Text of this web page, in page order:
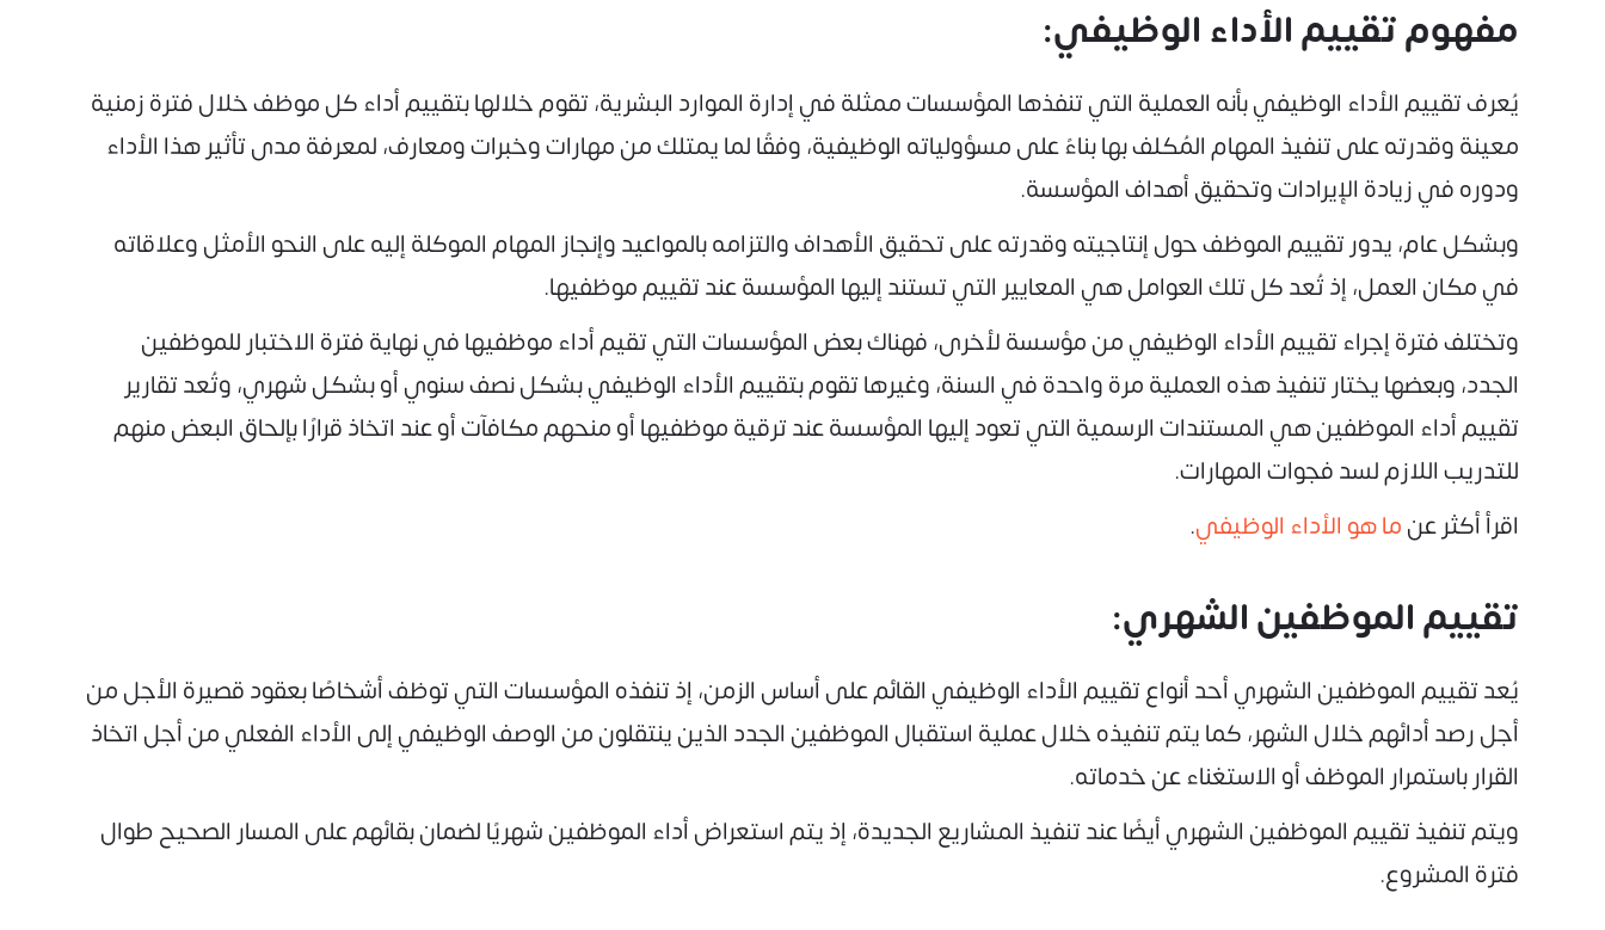
مفهوم تقييم الأداء الوظيفي:
يُعرف تقييم الأداء الوظيفي بأنه العملية التي تنفذها المؤسسات ممثلة في إدارة الموارد البشرية، تقوم خلالها بتقييم أداء كل موظف خلال فترة زمنية
معينة وقدرته على تنفيذ المهام المُكلف بها بناءً على مسؤولياته الوظيفية، وفقًا لما يمتلك من مهارات وخبرات ومعارف، لمعرفة مدى تأثير هذا الأداء
ودوره في زيادة الإيرادات وتحقيق أهداف المؤسسة.
وبشكل عام، يدور تقييم الموظف حول إنتاجيته وقدرته على تحقيق الأهداف والتزامه بالمواعيد وإنجاز المهام الموكلة إليه على النحو الأمثل وعلاقاته
في مكان العمل، إذ تُعد كل تلك العوامل هي المعايير التي تستند إليها المؤسسة عند تقييم موظفيها.
وتختلف فترة إجراء تقييم الأداء الوظيفي من مؤسسة لأخرى، فهناك بعض المؤسسات التي تقيم أداء موظفيها في نهاية فترة الاختبار للموظفين
الجدد، وبعضها يختار تنفيذ هذه العملية مرة واحدة في السنة، وغيرها تقوم بتقييم الأداء الوظيفي بشكل نصف سنوي أو بشكل شهري، وتُعد تقارير
تقييم أداء الموظفين هي المستندات الرسمية التي تعود إليها المؤسسة عند ترقية موظفيها أو منحهم مكافآت أو عند اتخاذ قرارًا بإلحاق البعض منهم
للتدريب اللازم لسد فجوات المهارات.
اقرأ أكثر عنما هو الأداء الوظيفي.
تقييم الموظفين الشهري:
يُعد تقييم الموظفين الشهري أحد أنواع تقييم الأداء الوظيفي القائم على أساس الزمن، إذ تنفذه المؤسسات التي توظف أشخاصًا بعقود قصيرة الأجل من
أجل رصد أدائهم خلال الشهر، كما يتم تنفيذه خلال عملية استقبال الموظفين الجدد الذين ينتقلون من الوصف الوظيفي إلى الأداء الفعلي من أجل اتخاذ
القرار باستمرار الموظف أو الاستغناء عن خدماته.
ويتم تنفيذ تقييم الموظفين الشهري أيضًا عند تنفيذ المشاريع الجديدة، إذ يتم استعراض أداء الموظفين شهريًا لضمان بقائهم على المسار الصحيح طوال
فترة المشروع.